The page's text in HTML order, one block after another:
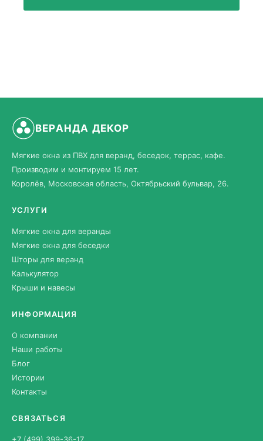
ВЕРАНДА ДЕКОР
Мягкие окна из ПВХ для веранд, беседок, террас, кафе.
Производим и монтируем 15 лет.
Королёв, Московская область, Октябрьский бульвар, 26.
УСЛУГИ
Мягкие окна для веранды
Мягкие окна для беседки
Шторы для веранд
Калькулятор
Крыши и навесы
ИНФОРМАЦИЯ
О компании
Наши работы
Блог
Истории
Контакты
СВЯЗАТЬСЯ